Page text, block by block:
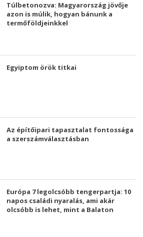
Túlbetonozva: Magyarország jövője
azon is múlik, hogyan bánunk a
termőföldjeinkkel
Egyiptom örök titkai
Az építőipari tapasztalat fontossága
a szerszámválasztásban
Európa 7 legolcsóbb tengerpartja: 10
napos családi nyaralás, ami akár
olcsóbb is lehet, mint a Balaton